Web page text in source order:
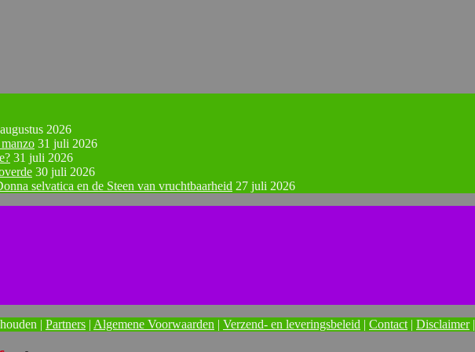
2026
31 juli 2026
31 juli 2026
30 juli 2026
selvatica en de Steen van vruchtbaarheid 27 juli 2026
| Partners | Algemene Voorwaarden | Verzend- en leveringsbeleid | Contact | Disclaimer|